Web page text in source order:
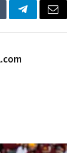
TelegramEmail